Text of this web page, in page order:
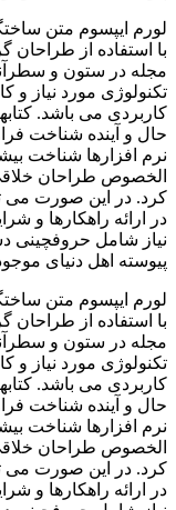
لورم ایپسوم متن
با استفاده از طراحان
مجله در ستون و
تکنولوژی مورد نیاز و
کاربردی می باشد.
حال و آینده شناخت
نرم افزارها شناخت
الخصوص طراحان
کرد. در این صورت می
در ارائه راهکارها و
نیاز شامل حروفچینی
پیوسته اهل دنیای
لورم ایپسوم متن
با استفاده از طراحان
مجله در ستون و
تکنولوژی مورد نیاز و
کاربردی می باشد.
حال و آینده شناخت
نرم افزارها شناخت
الخصوص طراحان
کرد. در این صورت می
در ارائه راهکارها و